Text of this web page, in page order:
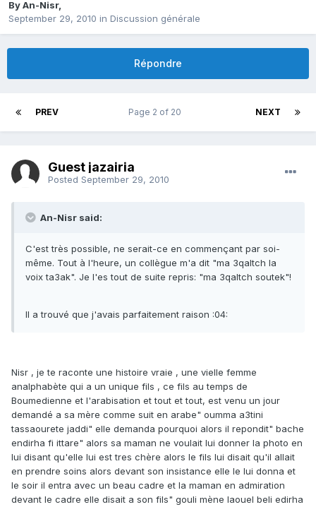
ByAn-Nisr,
September 29, 2010 in Discussion générale
Répondre
PREV NEXT
Page 2 of 20
Guest jazairia
Posted September 29, 2010
An-Nisr said:
C'est très possible, ne serait-ce en commençant par soi-
même. Tout à l'heure, un collègue m'a dit "ma 3qaltch la
voix ta3ak". Je l'es tout de suite repris: "ma 3qaltch soutek"!
Il a trouvé que j'avais parfaitement raison :04:
Nisr , je te raconte une histoire vraie , une vielle femme
analphabète qui a un unique fils , ce fils au temps de
Boumedienne et l'arabisation et tout et tout, est venu un jour
demandé a sa mère comme suit en arabe" oumma a3tini
tassaourete jaddi" elle demanda pourquoi alors il repondit" bache
endirha fi ittare" alors sa maman ne voulait lui donner la photo en
lui disant qu'elle lui est tres chère alors le fils lui disait qu'il allait
en prendre soins alors devant son insistance elle le lui donna et
le soir il entra avec un beau cadre et la maman en admiration
devant le cadre elle disait a son fils" gouli mène laouel beli edirha